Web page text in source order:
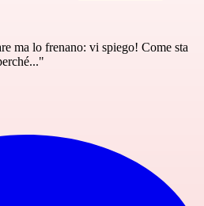
ma lo frenano: vi spiego! Come sta